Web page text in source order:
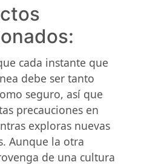
cada instante que
debe ser tanto
seguro, así que
precauciones en
exploras nuevas
Aunque la otra
de una cultura